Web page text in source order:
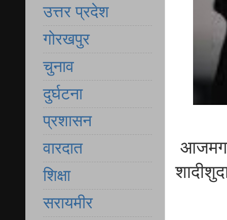
उत्तर प्रदेश
गोरखपुर
चुनाव
दुर्घटना
प्रशासन
वारदात
शिक्षा
सरायमीर